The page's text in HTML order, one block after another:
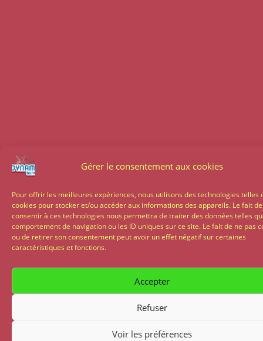
Gérer le consentement aux cookies
Pour offrir les meilleures expériences, nous utilisons des technologies telles
cookies pour stocker et/ou accéder aux informations des appareils. Le fait de
consentir à ces technologies nous permettra de traiter des données telles
comportement de navigation ou les ID uniques sur ce site. Le fait de ne pas
ou de retirer son consentement peut avoir un effet négatif sur certaines
caractéristiques et fonctions.
Accepter
Refuser
Voir les préférences